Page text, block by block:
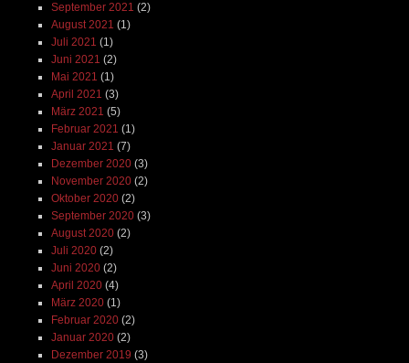
September 2021 (2)
August 2021 (1)
Juli 2021 (1)
Juni 2021 (2)
Mai 2021 (1)
April 2021 (3)
März 2021 (5)
Februar 2021 (1)
Januar 2021 (7)
Dezember 2020(3)
November 2020(2)
Oktober 2020(2)
September 2020(3)
August 2020(2)
Juli 2020(2)
Juni 2020(2)
April 2020(4)
März 2020(1)
Februar 2020(2)
Januar 2020(2)
Dezember 2019 (3)